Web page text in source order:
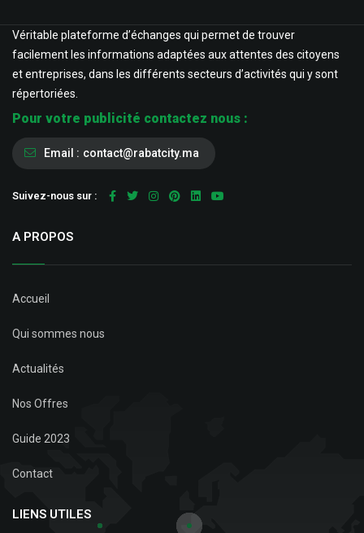
Véritable plateforme d’échanges qui permet de trouver
facilement les informations adaptées aux attentes des citoyens
et entreprises, dans les différents secteurs d’activités qui y sont
répertoriées.
Pour votre publicité contactez nous :
Email : contact@rabatcity.ma
Suivez-nous sur :
A PROPOS
Accueil
Qui sommes nous
Actualités
Nos Offres
Guide 2023
Contact
LIENS UTILES